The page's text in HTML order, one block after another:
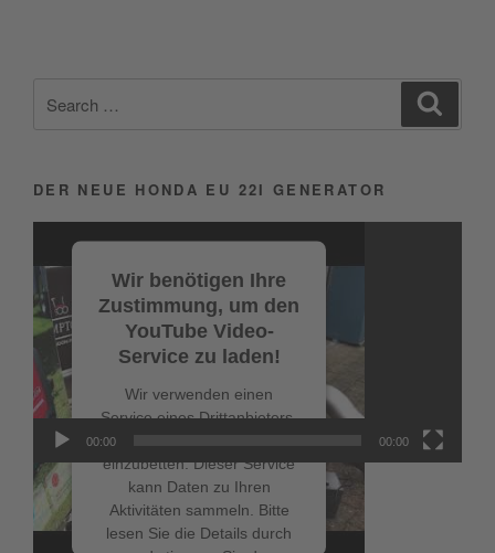
for:
DER NEUE HONDA EU 22I GENERATOR
Wir benötigen Ihre
Zustimmung, um den
YouTube Video-
Service zu laden!
Wir verwenden einen
Service eines Drittanbieters,
einzubetten. Dieser Service
kann Daten zu Ihren
Aktivitäten sammeln. Bitte
lesen Sie die Details durch
00:00 00:00
NEUESTE BEITRÄGE